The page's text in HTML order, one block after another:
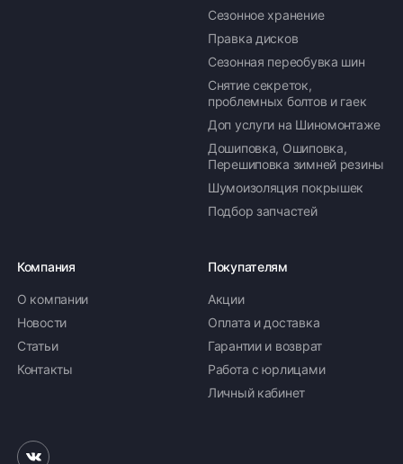
59 384 ₽ комплект
38 800 ₽ комплект
10 250 ₽
Доступно 1 шт
235/65 R18 110T
44 884 ₽ комплект
Сезонное хранение
Правка дисков
Сезонная переобувка шин
Снятие секреток,
проблемных болтов и гаек
Доп услуги на Шиномонтаже
Дошиповка, Ошиповка,
Перешиповка зимней резины
Шумоизоляция покрышек
Подбор запчастей
Компания
О компании
Новости
Статьи
Контакты
Покупателям
Акции
Оплата и доставка
Гарантии и возврат
Работа с юрлицами
Личный кабинет